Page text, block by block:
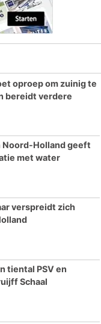
oproep om zuinig te
bereidt verdere
Noord-Holland geeft
met water
verspreidt zich
tiental PSV en
Schaal